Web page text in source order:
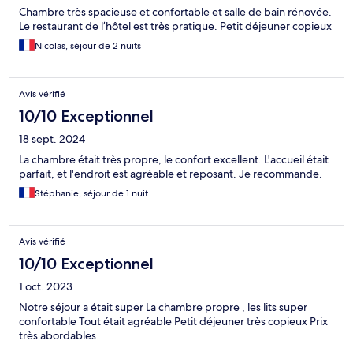
Chambre très spacieuse et confortable et salle de bain rénovée.
Le restaurant de l’hôtel est très pratique. Petit déjeuner copieux
Nicolas, séjour de 2 nuits
Avis vérifié
10/10 Exceptionnel
18 sept. 2024
La chambre était très propre, le confort excellent. L'accueil était
parfait, et l'endroit est agréable et reposant. Je recommande.
Stéphanie, séjour de 1 nuit
Avis vérifié
10/10 Exceptionnel
1 oct. 2023
Notre séjour a était super La chambre propre , les lits super
confortable Tout était agréable Petit déjeuner très copieux Prix
très abordables